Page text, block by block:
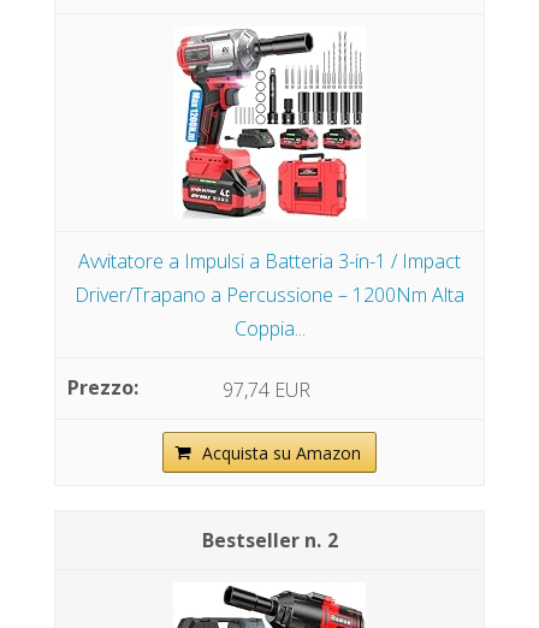
Avvitatore a Impulsi a Batteria 3-in-1 / Impact
Driver/Trapano a Percussione – 1200Nm Alta
Coppia...
97,74 EUR
Acquista su Amazon
2